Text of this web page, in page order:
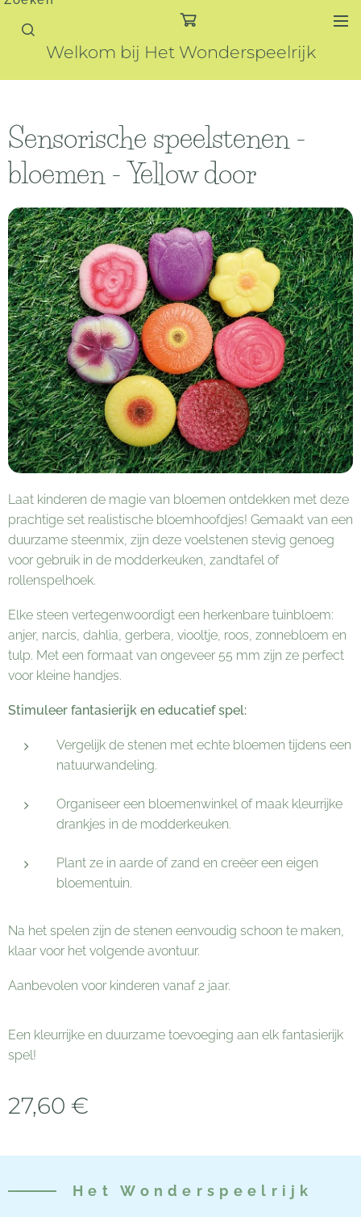
Welkom bij Het Wonderspeelrijk
Sensorische speelstenen -
bloemen - Yellow door
Laat kinderen de magie van bloemen ontdekken met deze
prachtige set realistische bloemhoofdjes! Gemaakt van een
duurzame steenmix, zijn deze voelstenen stevig genoeg
voor gebruik in de modderkeuken, zandtafel of
rollenspelhoek.
Elke steen vertegenwoordigt een herkenbare tuinbloem:
anjer, narcis, dahlia, gerbera, viooltje, roos, zonnebloem en
tulp. Met een formaat van ongeveer 55 mm zijn ze perfect
voor kleine handjes.
Stimuleer fantasierijk en educatief spel:
Vergelijk de stenen met echte bloemen tijdens een
natuurwandeling.
Organiseer een bloemenwinkel of maak kleurrijke
drankjes in de modderkeuken.
Plant ze in aarde of zand en creëer een eigen
bloementuin.​
Na het spelen zijn de stenen eenvoudig schoon te maken,
klaar voor het volgende avontuur.
Aanbevolen voor kinderen vanaf 2 jaar.​
Een kleurrijke en duurzame toevoeging aan elk fantasierijk
spel!
27,60 €
HetWonderspeelrijk